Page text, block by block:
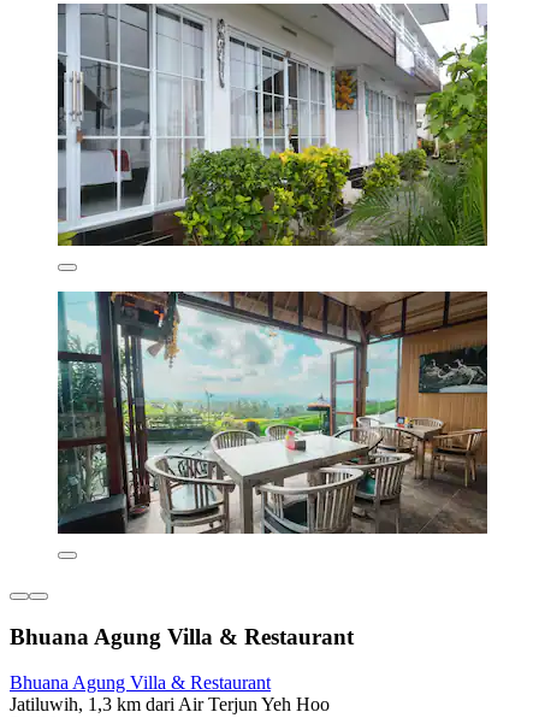
Bhuana Agung Villa & Restaurant
Bhuana Agung Villa & Restaurant
Jatiluwih, 1,3 km dari Air Terjun Yeh Hoo